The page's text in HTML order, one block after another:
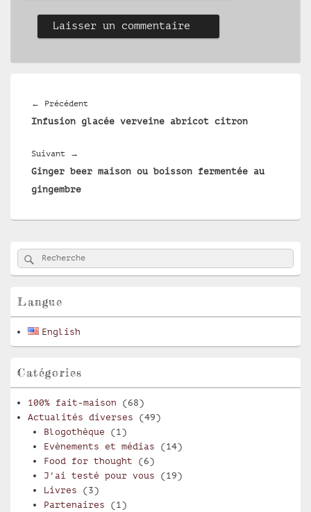
l’article
← Précédent
précédent :
Infusion glacée verveine abricot citron
Suivant →
suivant :
Ginger beer maison ou boisson fermentée au
gingembre
Zone
principale
de
pour
latérale
Recherche :
Rechercher
Langue
English
Catégories
100% fait-maison (68)
Actualités diverses (49)
Blogothèque (1)
Evènements et médias (14)
Food for thought (6)
J'ai testé pour vous (19)
Livres (3)
Partenaires (1)